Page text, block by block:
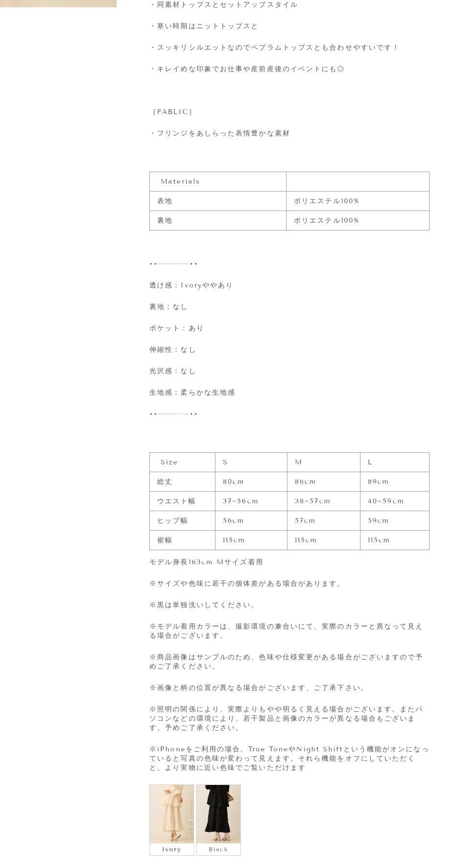
・同素材トップスとセットアップスタイル
・寒い時期はニットトップスと
・スッキリシルエットなのでペプラムトップスとも合わせやすいです！
・キレイめな印象でお仕事や産前産後のイベントにも◎
［FABLIC］
・フリンジをあしらった表情豊かな素材
Materials
表地 ポリエステル100%
裏地 ポリエステル100%
••┈┈┈┈••
透け感：Ivoryややあり
裏地：なし
ポケット：あり
伸縮性：なし
光沢感：なし
生地感：柔らかな生地感
••┈┈┈┈••
Size S M L
総丈 80cm 86cm 89cm
ウエスト幅 37~56cm 38~57cm 40~59cm
ヒップ幅 56cm 57cm 59cm
裾幅 115cm 115cm 115cm
モデル身長163cm Mサイズ着用
※サイズや色味に若干の個体差がある場合があります。
※黒は単独洗いしてください。
※モデル着用カラーは、撮影環境の兼合いにて、実際のカラーと異なって見え
る場合がございます。
※商品画像はサンプルのため、色味や仕様変更がある場合がございますので予
めご了承ください。
※画像と柄の位置が異なる場合がございます、ご了承下さい。
※照明の関係により、実際よりもやや明るく見える場合がございます。またパ
ソコンなどの環境により、若干製品と画像のカラーが異なる場合もございま
す。予めご了承ください。
※iPhoneをご利用の場合、True ToneやNight Shift という機能がオンになっ
ていると写真の色味が変わって見えます。それら機能をオフにしていただく
と、より実物に近い色味でご覧いただけます
COLOR
Ivory Black